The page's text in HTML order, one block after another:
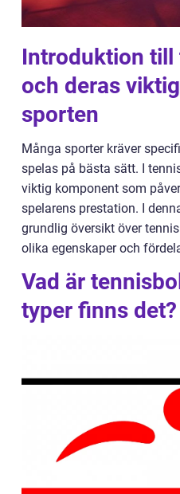
Introduktion till
och deras
sporten
Många sporter kräver
spelas på bästa sätt. I
viktig komponent som
spelarens prestation. I
grundlig översikt över
olika egenskaper och
Vad är
typer finns det?